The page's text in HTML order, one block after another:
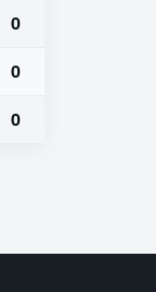
0
0
0